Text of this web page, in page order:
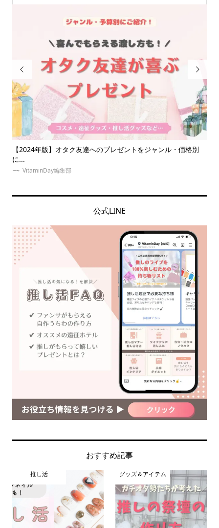

友達へのプレゼントをジャンル・価格別
【大人ジャニオタ必見】

公式LINE
おすすめ記事
推し活 グッズ＆アイテム